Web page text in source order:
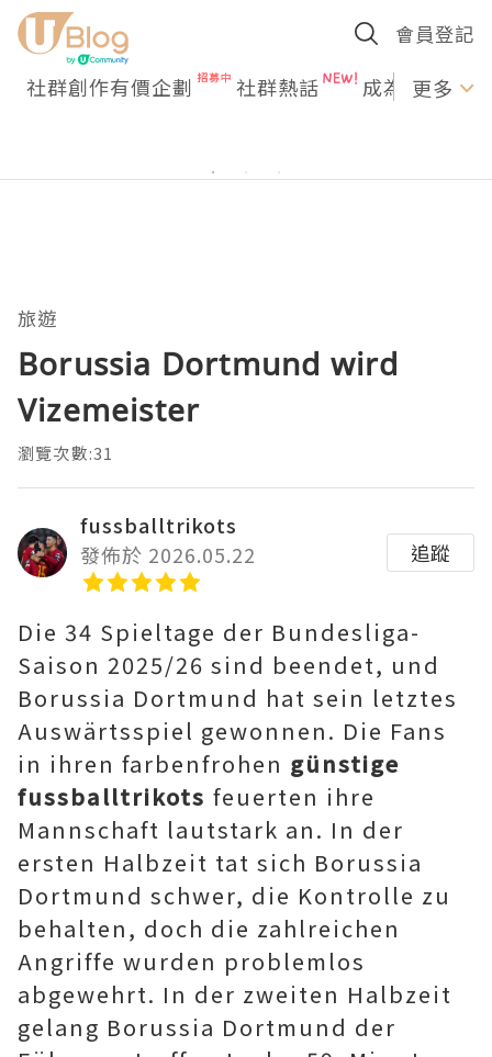
會員登記
社群創作有價企劃 社群熱話 成為U更多
旅遊
Borussia Dortmund wird
Vizemeister
瀏覽次數:31
fussballtrikots
發佈於 2026.05.22
追蹤
Die 34 Spieltage der Bundesliga-
Saison 2025/26 sind beendet, und
Borussia Dortmund hat sein letztes
Auswärtsspiel gewonnen. Die Fans
in ihren farbenfrohen günstige
fussballtrikots feuerten ihre
Mannschaft lautstark an. In der
ersten Halbzeit tat sich Borussia
Dortmund schwer, die Kontrolle zu
behalten, doch die zahlreichen
Angriffe wurden problemlos
abgewehrt. In der zweiten Halbzeit
gelang Borussia Dortmund der